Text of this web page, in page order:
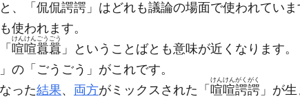
、「侃侃諤諤」はどれも議論の場面で使われてい
使われます。
喧喧
けんけん
囂囂
ごうごう
」ということばとも意味が近くなります。
」の「ごうごう」がこれです。
った結果、 両方がミックスされた「 喧喧
けんけん
諤諤
がくがく
」が